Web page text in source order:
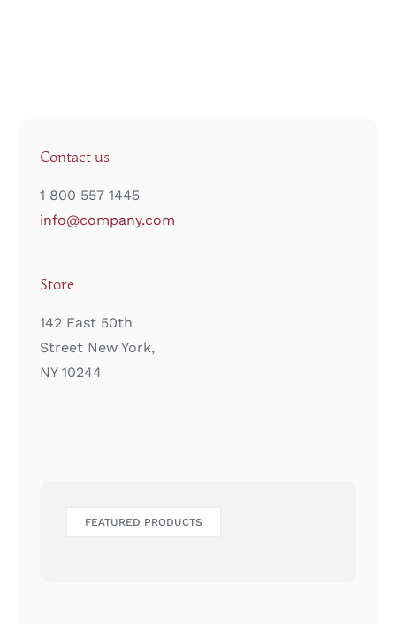
Contact us
1 800 557 1445
info@company.com
Store
142 East 50th
Street New York,
NY 10244
FEATURED PRODUCTS